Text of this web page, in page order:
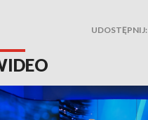
UDOSTĘPNIJ: